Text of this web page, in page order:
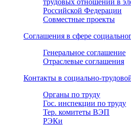
Российской Федерации
Совместные проекты
Соглашения в сфере
Генеральное соглашение
Отраслевые соглашения
Контакты в социально-
Органы по труду
Гос. инспекции по труду
Тер. комитеты ВЭП
РЭКи